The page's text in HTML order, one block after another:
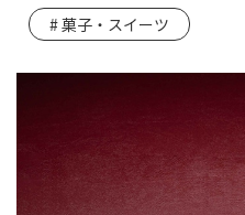
菓子・スイーツ